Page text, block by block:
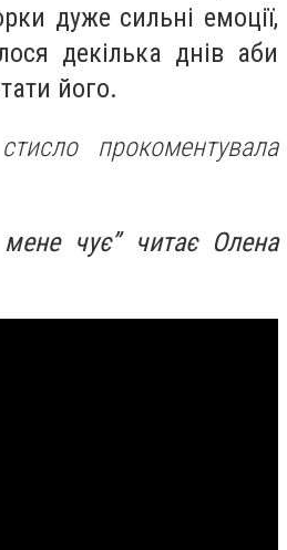
дуже сильні емоції,
декілька днів аби
його.
прокоментувала
чує” читає Олена